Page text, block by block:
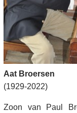
Aat Broersen
(1929-2022)
Zoon van Paul